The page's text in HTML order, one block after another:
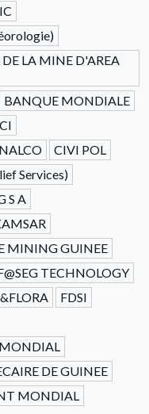
DE LA MINE D'AREA
BANQUE MONDIALE
CIVI POL
Services)
S A
MINING GUINEE
TECHNOLOGY
FDSI
DE GUINEE
MONDIAL